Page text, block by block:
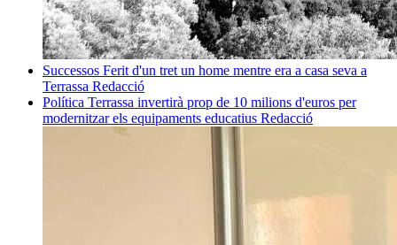
Successos Ferit d'un tret un home mentre era a casa seva a
Terrassa Redacció
Política Terrassa invertirà prop de 10 milions d'euros per
modernitzar els equipaments educatius Redacció